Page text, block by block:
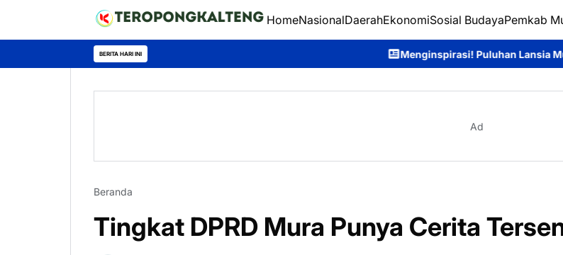
HomeNasionalDaerahEkonomiSosial BudayaPemkab
BERITA HARI INI Menginspirasi! Puluhan Lansia Murung Raya
Ad
Beranda
Tingkat DPRD Mura Punya Cerita